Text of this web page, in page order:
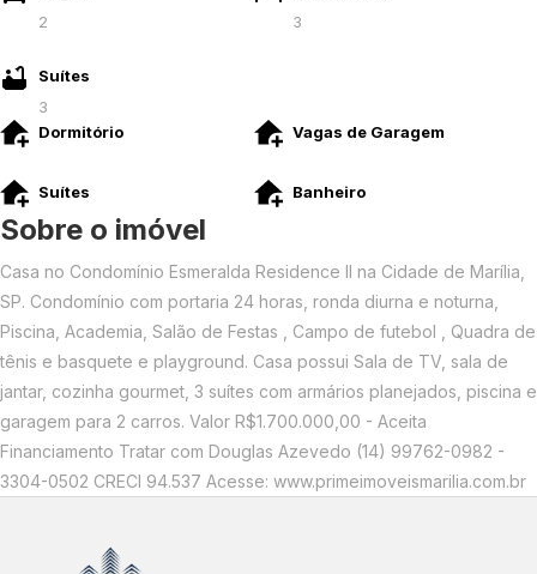
2
3
Suítes
3
Dormitório
Vagas de Garagem
Suítes Banheiro
Sobre o imóvel
Casa no Condomínio Esmeralda Residence II na Cidade de Marília,
SP. Condomínio com portaria 24 horas, ronda diurna e noturna,
Piscina, Academia, Salão de Festas , Campo de futebol , Quadra de
tênis e basquete e playground. Casa possui Sala de TV, sala de
jantar, cozinha gourmet, 3 suítes com armários planejados, piscina e
garagem para 2 carros. Valor R$1.700.000,00 - Aceita
Financiamento Tratar com Douglas Azevedo (14) 99762-0982 -
3304-0502 CRECI 94.537 Acesse: www.primeimoveismarilia.com.br